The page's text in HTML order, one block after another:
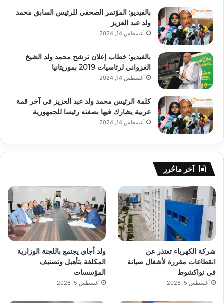
بالفيديو: المؤتمر الصحفي للرئيس السابق محمد
ولد عبد العزيز
أغسطس 14, 2024
بالفيديو: خطاب إعلان ترشح محمد ولد الشيخ
الغزواني لرئاسيات 2019 بموريتانيا
أغسطس 14, 2024
كلمة الرئيس محمد ولد عبد العزيز في آخر قمة
عربية يشارك فيها بصفته رئيسا للجمهورية
أغسطس 14, 2024
آخر ماحُرر
شركة الكهرباء تعتذر عن
انقطاعات مقررة لأشغال صيانة
في نواكشوط
أغسطس 5, 2026
ولد أجاي يجتمع باللجنة الوزارية
المكلفة بتأهيل وتصنيف
المؤسسات
أغسطس 5, 2026